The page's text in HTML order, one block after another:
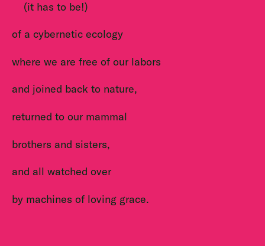
(it has to be!)
of a cybernetic ecology
where we are free of our labors
and joined back to nature,
returned to our mammal
brothers and sisters,
and all watched over
by machines of loving grace.